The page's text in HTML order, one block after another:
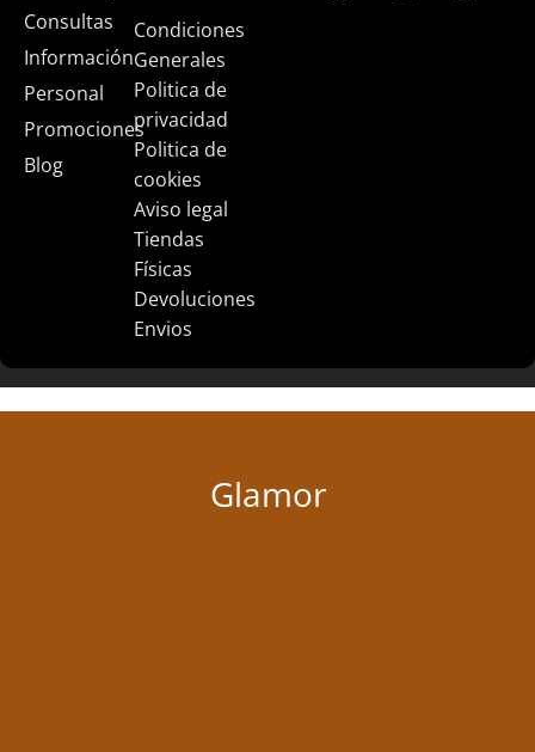
Consultas
Información
Personal
Promociones
Blog
Condiciones
Generales
Politica de
privacidad
Politica de
cookies
Aviso legal
Tiendas
Físicas
Devoluciones
Envios
Glamor